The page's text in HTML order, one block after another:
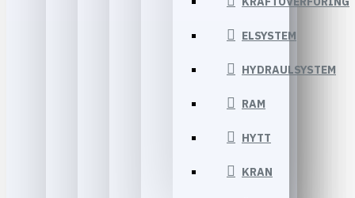
ELSYSTEM
HYDRAULSYSTEM
RAM
HYTT
KRAN